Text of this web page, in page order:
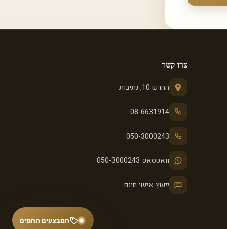
צרו קשר
החרש 10, נתיבות
08-6631914
050-3000243
וואטסאפ 050-3000243
ייעוץ אישי חינם
המבצעים החמים